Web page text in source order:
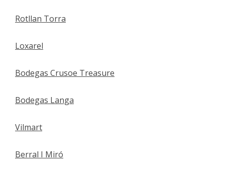
Rotllan Torra
Loxarel
Bodegas Crusoe Treasure
Bodegas Langa
Vilmart
Berral I Miró